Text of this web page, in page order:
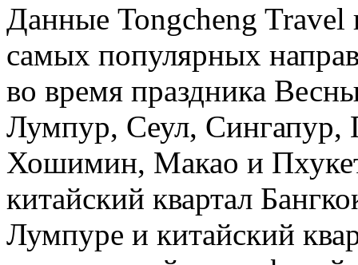
Данные Tongcheng Travel
самых популярных
во время праздника
Лумпур, Сеул, Сингапур,
Хошимин, Макао и
китайский квартал
Лумпуре и китайский